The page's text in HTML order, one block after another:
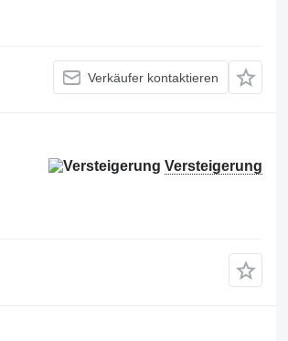
Verkäufer kontaktieren
Versteigerung